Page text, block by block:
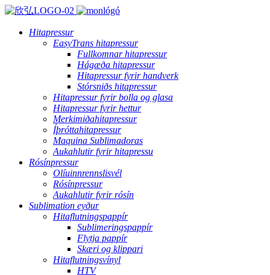
Hitapressur
EasyTrans hitapressur
Fullkomnar hitapressur
Hágæða hitapressur
Hitapressur fyrir handverk
Stórsniðs hitapressur
Hitapressur fyrir bolla og glasa
Hitapressur fyrir hettur
Merkimiðahitapressur
Íþróttahitapressur
Maquina Sublimadoras
Aukahlutir fyrir hitapressu
Rósínpressur
Olíuinnrennslisvél
Rósínpressur
Aukahlutir fyrir rósín
Sublimation eyður
Hitaflutningspappír
Sublimeringspappír
Flytja pappír
Skæri og klippari
Hitaflutningsvínyl
HTV